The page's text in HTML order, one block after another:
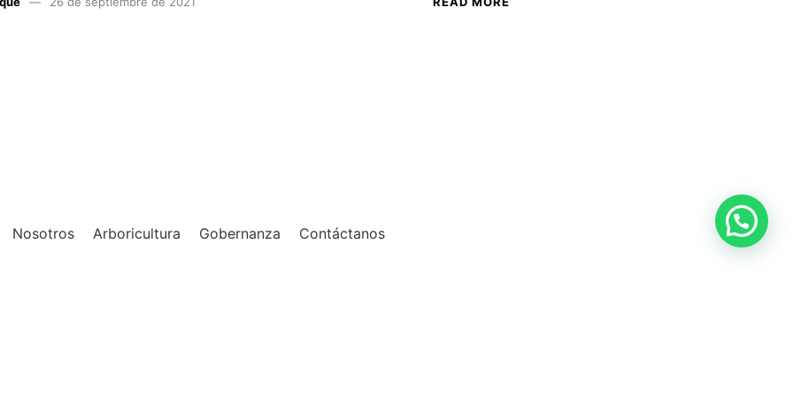
Nosotros Arboricultura Gobernanza Contáctanos